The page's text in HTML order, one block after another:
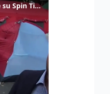
Gualtieri: "Responsabilità del Viminale su Spin Time? La posizione dei partiti è nota"